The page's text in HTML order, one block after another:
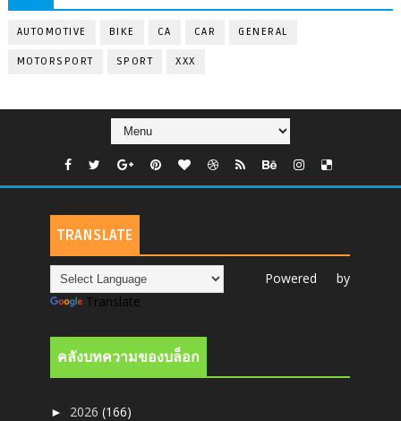
AUTOMOTIVE BIKE CA CAR GENERAL
MOTORSPORT SPORT XXX
TRANSLATE
Powered by
Translate
คลังบทความของบล็อก
► 2026(166)